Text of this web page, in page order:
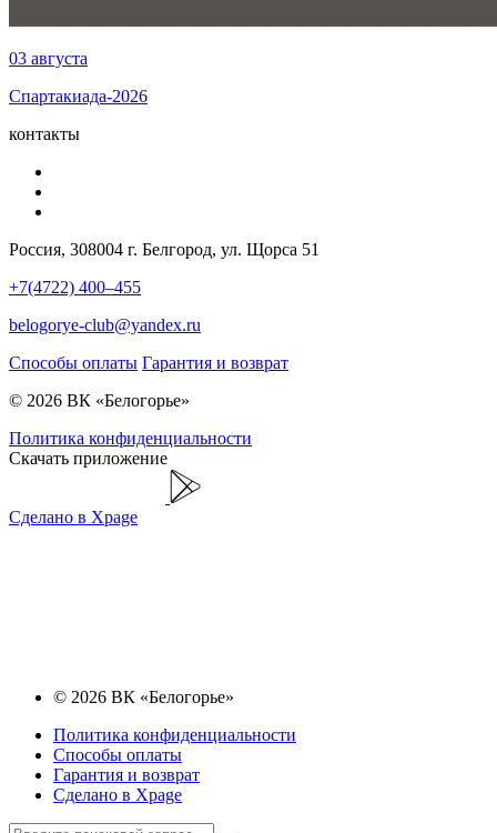
03 августа
Спартакиада-2026
контакты
Россия, 308004 г. Белгород, ул. Щорса 51
+7(4722) 400–455
belogorye-club@yandex.ru
Способы оплаты Гарантия и возврат
© 2026 ВК «Белогорье»
Политика конфиденциальности
Скачать приложение
Сделано в Xpage
© 2026 ВК «Белогорье»
Политика конфиденциальности
Способы оплаты
Гарантия и возврат
Сделано в Xpage